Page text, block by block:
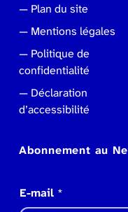
Plan du site
Mentions légales
Politique de
confidentialité
Déclaration
d’accessibilité
Abonnement au
E-mail *